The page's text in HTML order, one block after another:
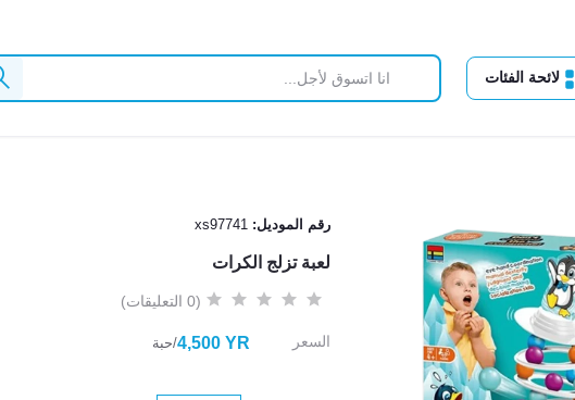
لائحة الفئات
رقم الموديل:
لعبة تزلج الكرات
(0 التعليقات)
السعر 4,500 YR/حبة